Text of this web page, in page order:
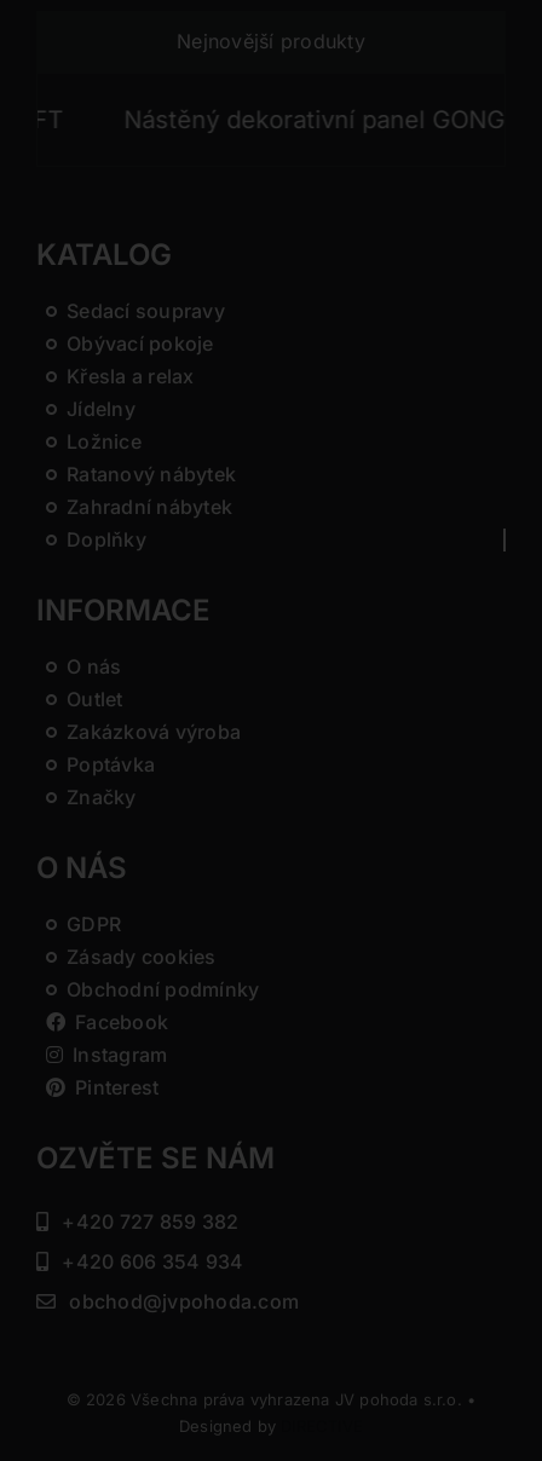
Nejnovější produkty
Nástěný dekorativní panel GONG
KATALOG
Sedací soupravy
Obývací pokoje
Křesla a relax
Jídelny
Ložnice
Ratanový nábytek
Zahradní nábytek
Doplňky
INFORMACE
O nás
Outlet
Zakázková výroba
Poptávka
Značky
O NÁS
GDPR
Zásady cookies
Obchodní podmínky
Facebook
Instagram
Pinterest
OZVĚTE SE NÁM
+420 727 859 382
+420 606 354 934
obchod@jvpohoda.com
© 2026 Všechna práva vyhrazena JV pohoda s.r.o. •
Designed by